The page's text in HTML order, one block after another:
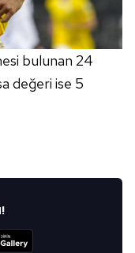
bulunan 24
değeri ise 5